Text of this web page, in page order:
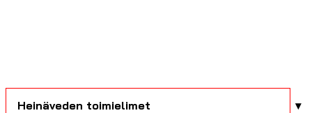
Heinäveden toimielimet